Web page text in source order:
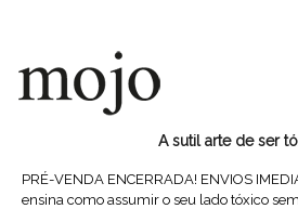
conteúdo
A sutil arte de ser
PRÉ-VENDA ENCERRADA! ENVIOS
ensina como assumir o seu lado tóxico